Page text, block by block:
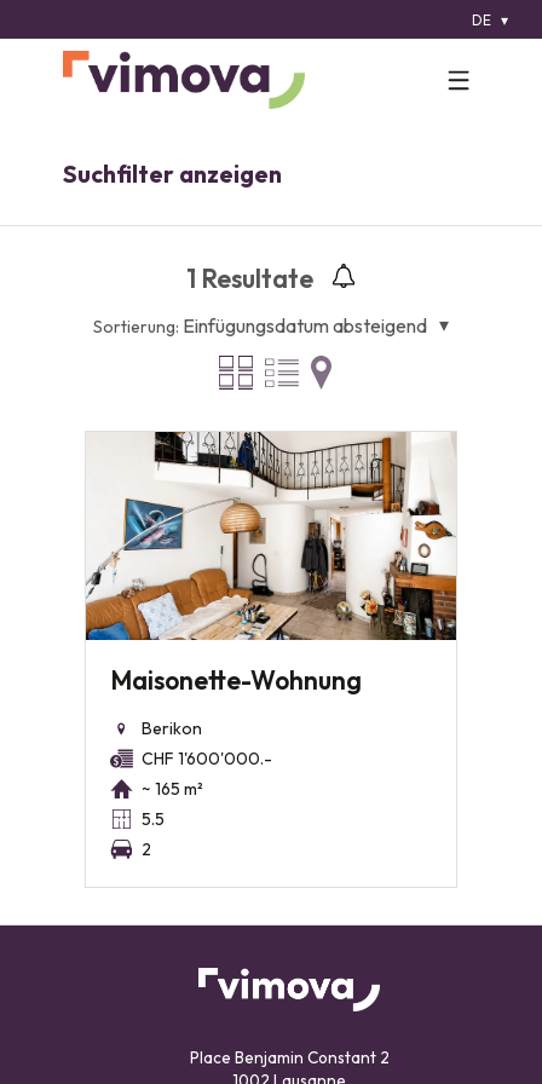
DE
Suchfilter anzeigen
1 Resultate
Sortierung: Einfügungsdatum absteigend
Maisonette-Wohnung
Berikon
CHF 1'600'000.-
~ 165 m²
5.5
2
Place Benjamin Constant 2